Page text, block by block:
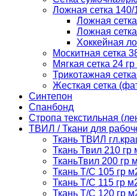
Ложная сетка
Ложная
Ложная
Хоккейная
Москитная сетка
Мягкая сетка 24
Трикотажная
Жесткая сетка
Синтепон
Спанбонд
Стропа текстильная
ТВИЛ / Ткани для
Ткань ТВИЛ
Ткань Твил 210 гр
ТканьТвил 200
Ткань Т/C 105 гр
Ткань Т/C 115 гр
Ткань Т/C 120 гр